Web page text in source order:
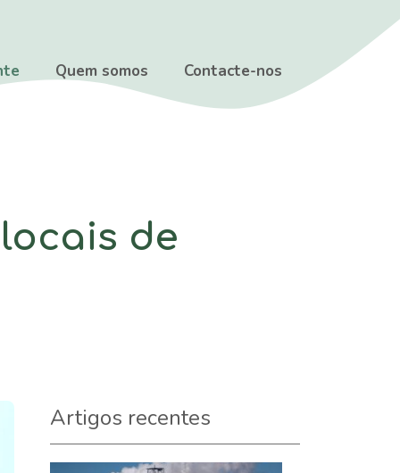
Quem somos Contacte-nos
de
Artigos recentes